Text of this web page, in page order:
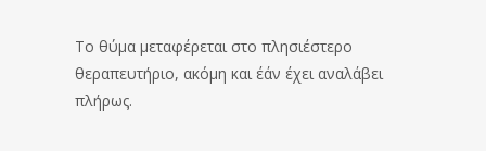
Το θύμα μεταφέρεται στο πλησιέστερο
θεραπευτήριο, ακόμη και έάν έχει αναλάβει
πλήρως.